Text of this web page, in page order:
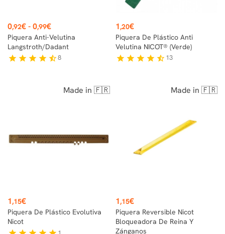
Precio
0,92€-0,99€
Piquera Anti-Velutina
Langstroth/Dadant
star star star star star_half8
Precio
1,20€
Piquera De Plástico Anti
Velutina NICOT® (verde)
star star star star star_half 13
Made in 🇫🇷
Precio
1,15€
Piquera De Plástico Evolutiva
Nicot
Made in 🇫🇷
Precio
1,15€
Piquera Reversible Nicot
Bloqueadora De Reina Y
Zánganos